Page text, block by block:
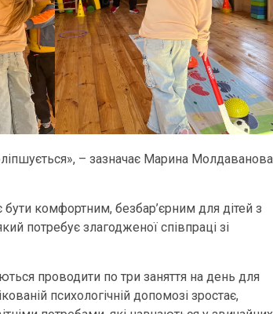
– зазначає Марина
комфортним, безбар’єрним для дітей з
потребує злагодженої співпраці зі
проводити по три заняття на день для
психологічній допомозі зростає,